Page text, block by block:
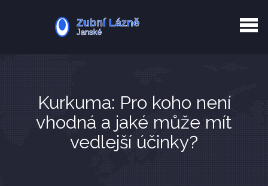
Zotavení po extrakci
Kurkuma: Pro koho není
vhodná a jaké může mít
vedlejší účinky?